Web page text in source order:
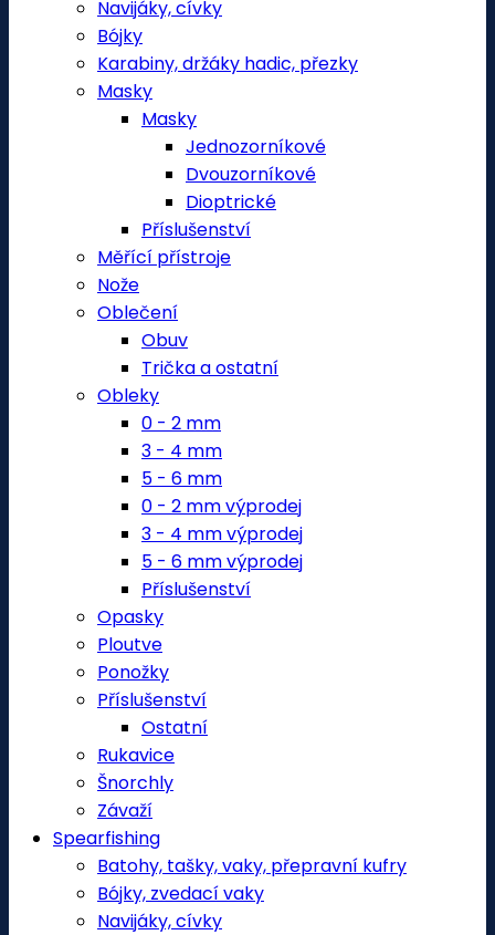
Navijáky, cívky
Bójky
Karabiny, držáky hadic, přezky
Masky
Masky
Jednozorníkové
Dvouzorníkové
Dioptrické
Příslušenství
Měřící přístroje
Nože
Oblečení
Obuv
Trička a ostatní
Obleky
0 - 2 mm
3 - 4 mm
5 - 6 mm
0 - 2 mm výprodej
3 - 4 mm výprodej
5 - 6 mm výprodej
Příslušenství
Opasky
Ploutve
Ponožky
Příslušenství
Ostatní
Rukavice
Šnorchly
Závaží
Spearfishing
Batohy, tašky, vaky, přepravní kufry
Bójky, zvedací vaky
Navijáky, cívky